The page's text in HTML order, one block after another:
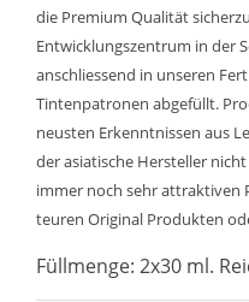
die Premium Qualität
Entwicklungszentrum in der
anschliessend in unseren
Tintenpatronen abgefüllt.
neusten Erkenntnissen aus
der asiatische Hersteller
immer noch sehr attraktiven
teuren Original Produkten
Füllmenge: 2x30 ml.